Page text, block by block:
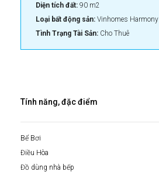
Diện tích đất: 90 m2
Loại bất động sản: Vinhomes Harmony
Tình Trạng Tài Sản: Cho Thuê
Tính năng, đặc điểm
Bể Bơi
Điều Hòa
Đồ dùng nhà bếp